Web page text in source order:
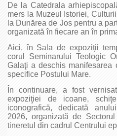
De la Catedrala
mers la Muzeul Istoriei,
la Dunărea de Jos pentru a
organizată în fiecare an în
Aici, în Sala de expoziţii
corul Seminarului Teologic
Galaţi a deschis
specifice Postului Mare.
În continuare, a fost
expoziţiei de icoane,
iconografică, dedicată
2026, organizată de
tineretul din cadrul Centrului